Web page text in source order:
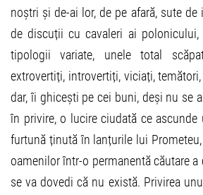
noștri și de-ai lor, de pe afară, sute
de discuții cu cavaleri ai polonicului,
tipologii variate, unele total
extrovertiți, introvertiți, viciați,
dar, îi ghicești pe cei buni, deși nu se
în privire, o lucire ciudată ce ascunde
furtună ținută în lanțurile lui
oamenilor într-o permanentă căutare a
se va dovedi că nu există. Privirea